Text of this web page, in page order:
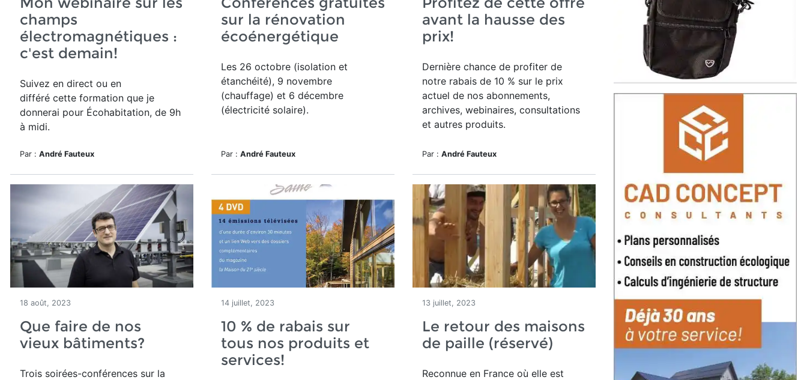
champs
électromagnétiques :
c'est demain!
Suivez en direct ou en
différé cette formation que je
donnerai pour Écohabitation, de 9h
à midi.
Par : André Fauteux
sur la rénovation
écoénergétique
Les 26 octobre (isolation et
étanchéité), 9 novembre
(chauffage) et 6 décembre
(électricité solaire).
Par : André Fauteux
avant la hausse des
prix!
Dernière chance de profiter de
notre rabais de 10 % sur le prix
actuel de nos abonnements,
archives, webinaires, consultations
et autres produits.
Par : André Fauteux
18 août, 2023
Que faire de nos
vieux bâtiments?
Trois soirées-conférences sur la
14 juillet, 2023
10 % de rabais sur
tous nos produits et
services!
13 juillet, 2023
Le retour des maisons
de paille (réservé)
Reconnue en France où elle est